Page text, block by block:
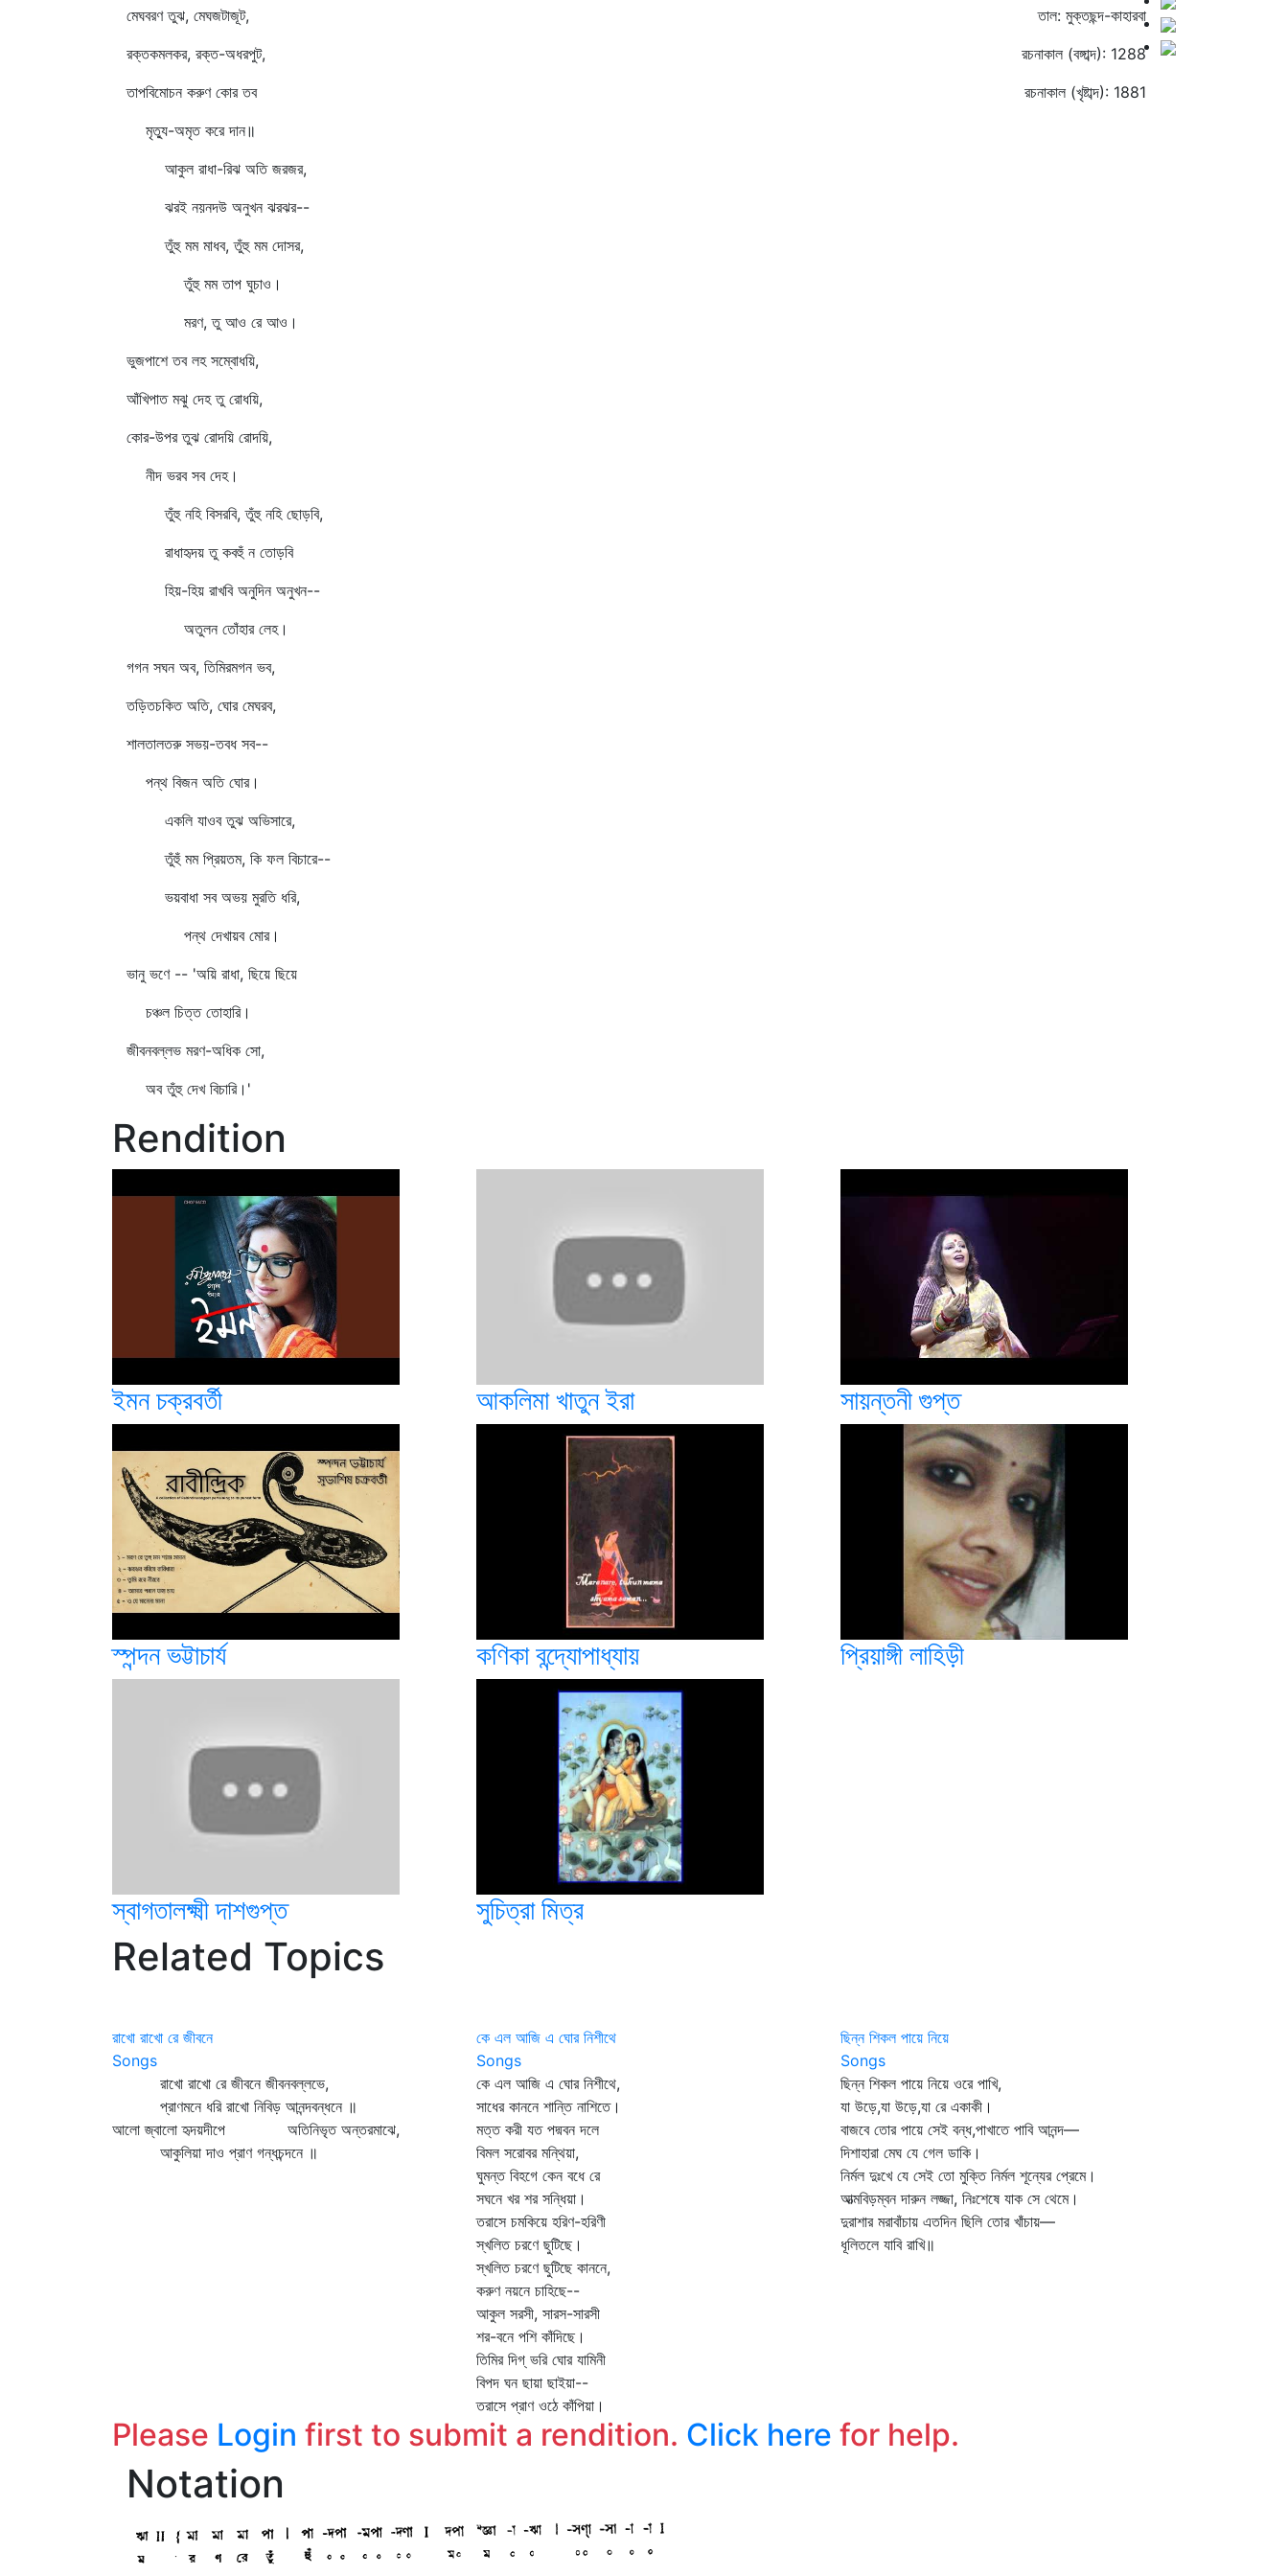
মেঘবরণ তুঝ, মেঘজটাজূট,
রক্তকমলকর, রক্ত-অধরপুট,
তাপবিমোচন করুণ কোর তব
মৃত্যু-অমৃত করে দান॥
আকুল রাধা-রিঝ অতি জরজর,
ঝরই নয়নদউ অনুখন ঝরঝর--
তুঁহু মম মাধব, তুঁহু মম দোসর,
তুঁহু মম তাপ ঘুচাও।
মরণ, তু আও রে আও।
ভুজপাশে তব লহ সম্বোধয়ি,
আঁখিপাত মঝু দেহ তু রোধয়ি,
কোর-উপর তুঝ রোদয়ি রোদয়ি,
নীদ ভরব সব দেহ।
তুঁহু নহি বিসরবি, তুঁহু নহি ছোড়বি,
রাধাহৃদয় তু কবহুঁ ন তোড়বি
হিয়-হিয় রাখবি অনুদিন অনুখন--
অতুলন তোঁহার লেহ।
গগন সঘন অব, তিমিরমগন ভব,
তড়িতচকিত অতি, ঘোর মেঘরব,
শালতালতরু সভয়-তবধ সব--
পন্থ বিজন অতি ঘোর।
একলি যাওব তুঝ অভিসারে,
তুঁহুঁ মম প্রিয়তম, কি ফল বিচারে--
ভয়বাধা সব অভয় মুরতি ধরি,
পন্থ দেখায়ব মোর।
ভানু ভণে -- 'অয়ি রাধা, ছিয়ে ছিয়ে
চঞ্চল চিত্ত তোহারি।
জীবনবল্লভ মরণ-অধিক সো,
অব তুঁহু দেখ বিচারি।'
তাল: মুক্তছন্দ-কাহারবা
রচনাকাল (বঙ্গাব্দ): 1288
রচনাকাল (খৃষ্টাব্দ): 1881
Rendition
ইমন চক্রবর্তী আকলিমা খাতুন ইরা সায়ন্তনী গুপ্ত
স্পন্দন ভট্টাচার্য কণিকা বন্দ্যোপাধ্যায় প্রিয়াঙ্গী লাহিড়ী
স্বাগতালক্ষ্মী দাশগুপ্ত সুচিত্রা মিত্র
Related Topics
রাখো রাখো রে জীবনে
Songs
রাখো রাখো রে জীবনে জীবনবল্লভে,
প্রাণমনে ধরি রাখো নিবিড় আনন্দবন্ধনে ॥
আলো জ্বালো হৃদয়দীপে অতিনিভৃত অন্তরমাঝে,
আকুলিয়া দাও প্রাণ গন্ধচন্দনে ॥
কে এল আজি এ ঘোর নিশীথে
Songs
কে এল আজি এ ঘোর নিশীথে,
সাধের কাননে শান্তি নাশিতে।
মত্ত করী যত পদ্মবন দলে
বিমল সরোবর মন্থিয়া,
ঘুমন্ত বিহগে কেন বধে রে
সঘনে খর শর সন্ধিয়া।
তরাসে চমকিয়ে হরিণ-হরিণী
স্খলিত চরণে ছুটিছে।
স্খলিত চরণে ছুটিছে কাননে,
করুণ নয়নে চাহিছে--
আকুল সরসী, সারস-সারসী
শর-বনে পশি কাঁদিছে।
তিমির দিগ্‌ ভরি ঘোর যামিনী
বিপদ ঘন ছায়া ছাইয়া--
তরাসে প্রাণ ওঠে কাঁপিয়া।
ছিন্ন শিকল পায়ে নিয়ে
Songs
ছিন্ন শিকল পায়ে নিয়ে ওরে পাখি,
যা উড়ে,যা উড়ে,যা রে একাকী।
বাজবে তোর পায়ে সেই বন্ধ,পাখাতে পাবি আনন্দ—
দিশাহারা মেঘ যে গেল ডাকি।
নির্মল দুঃখে যে সেই তো মুক্তি নির্মল শূন্যের প্রেমে।
আত্মবিড়ম্বন দারুন লজ্জা, নিঃশেষে যাক সে থেমে।
দুরাশার মরাবাঁচায় এতদিন ছিলি তোর খাঁচায়—
ধূলিতলে যাবি রাখি॥
Please Login first to submit a rendition. Click here for help.
Notation